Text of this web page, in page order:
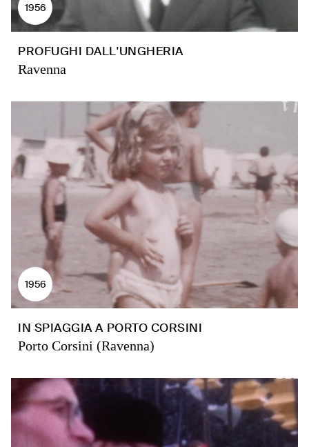
1956
PROFUGHI DALL'UNGHERIA
Ravenna
1956
IN SPIAGGIA A PORTO CORSINI
Porto Corsini (Ravenna)